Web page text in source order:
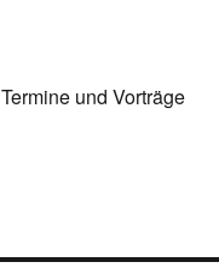
Termine und Vorträge